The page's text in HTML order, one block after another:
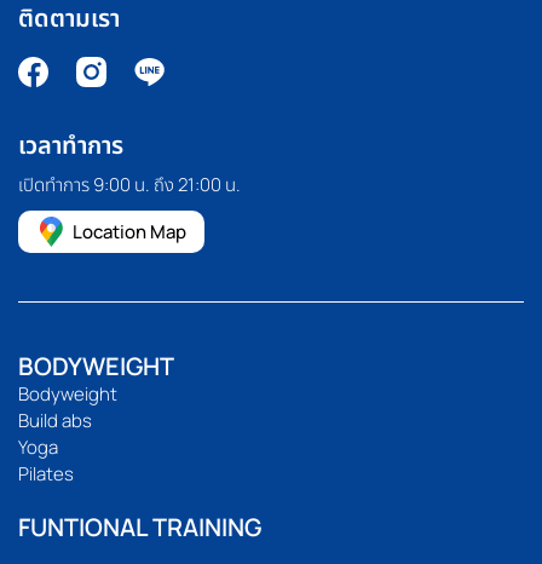
ติดตามเรา
เวลาทำการ
เปิดทำการ 9:00 น. ถึง 21:00 น.
Location Map
BODYWEIGHT
Bodyweight
Build abs
Yoga
Pilates
FUNTIONAL TRAINING